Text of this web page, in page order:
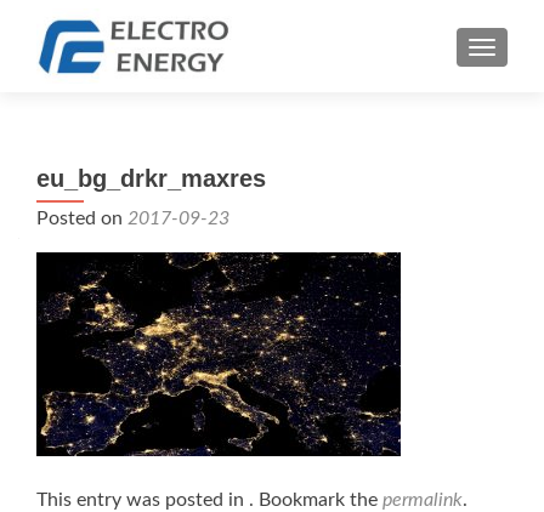
eu_bg_drkr_maxres
Posted on 2017-09-23
This entry was posted in . Bookmark the permalink.